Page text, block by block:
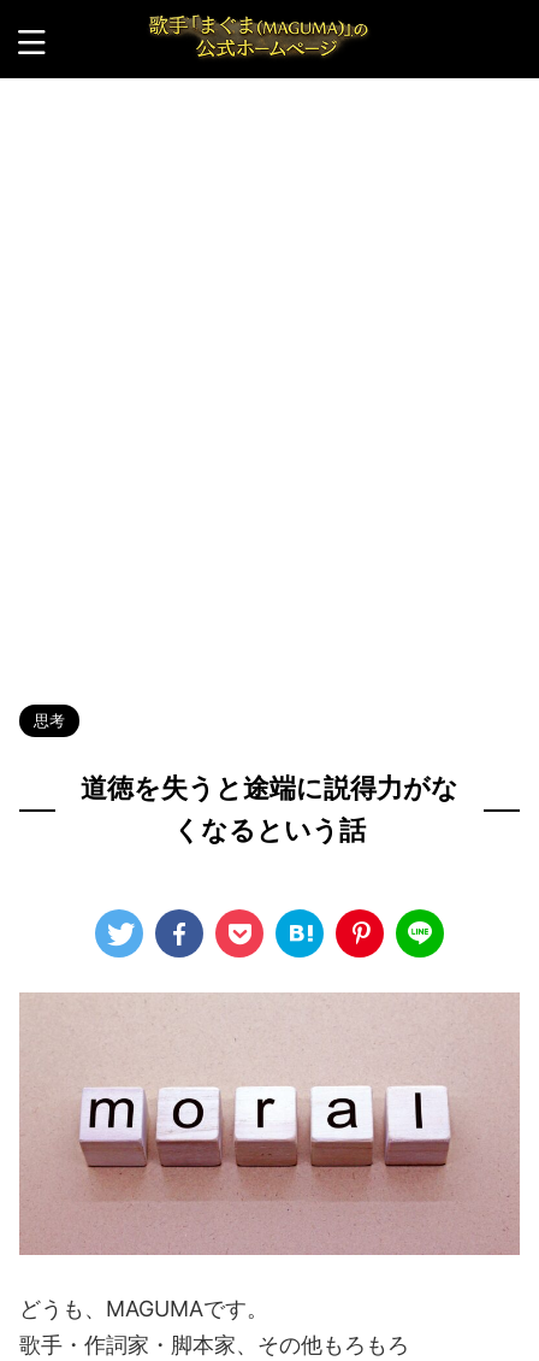
思考
道徳を失うと途端に説得力がな
くなるという話
どうも、MAGUMAです。
歌手・作詞家・脚本家、その他もろもろ